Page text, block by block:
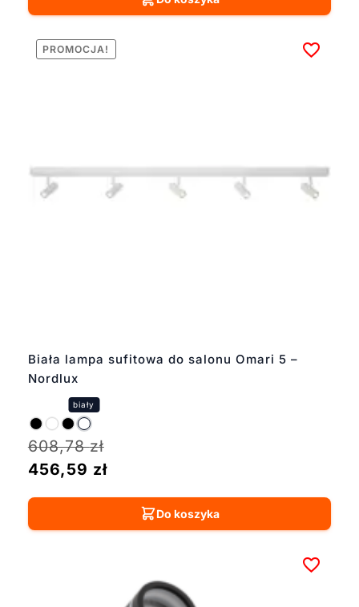
Biała lampa sufitowa do salonu Omari 5 –
Nordlux
PROMOCJA!
608,78zł
456,59 zł
Do koszyka